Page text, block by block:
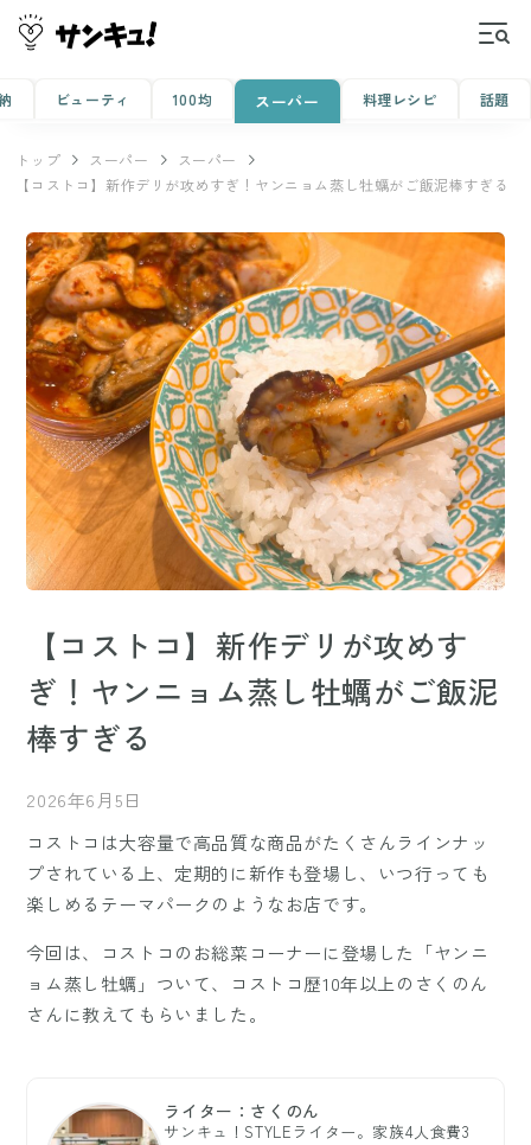
ビューティ 100均 スーパー 料理レシピ 話題
トップ スーパー
スーパー
【コストコ】新作デリが攻めすぎ！ヤンニョム蒸し牡蠣がご飯泥棒すぎる
【コストコ】新作デリが攻めす
ぎ！ヤンニョム蒸し牡蠣がご飯泥
棒すぎる
2026年6月5日
コストコは大容量で高品質な商品がたくさんラインナッ
プされている上、定期的に新作も登場し、いつ行っても
楽しめるテーマパークのようなお店です。
今回は、コストコのお総菜コーナーに登場した「ヤンニ
ョム蒸し牡蠣」ついて、コストコ歴10年以上のさくのん
さんに教えてもらいました。
ライター：さくのん
サンキュ！STYLEライター。家族4人食費3